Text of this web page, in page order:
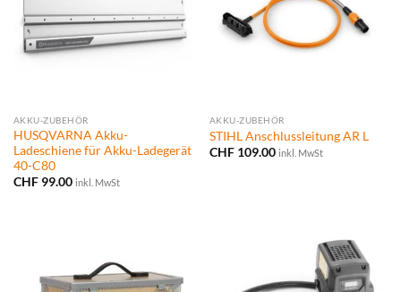
AKKU-ZUBEHÖR
HUSQVARNA Akku-
Ladeschiene für Akku-Ladegerät
40-C80
CHF99.00 inkl. MwSt
AKKU-ZUBEHÖR
STIHL Anschlussleitung AR L
CHF109.00 inkl. MwSt